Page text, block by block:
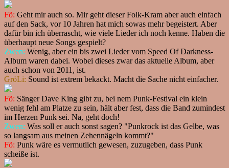
Fö: Geht mir auch so. Mir geht dieser Folk-Kram aber auch einfach
auf den Sack, vor 10 Jahren hat mich sowas mehr begeistert. Aber
dafür bin ich überrascht, wie viele Lieder ich noch kenne. Haben die
überhaupt neue Songs gespielt?
Zwen: Wenig, aber ein bis zwei Lieder vom Speed Of Darkness-
Album waren dabei. Wobei dieses zwar das aktuelle Album, aber
auch schon von 2011, ist.
GröLi: Sound ist extrem bekackt. Macht die Sache nicht einfacher.
Fö: Sänger Dave King gibt zu, bei nem Punk-Festival ein klein
wenig fehl am Platze zu sein, hält aber fest, dass die Band zumindest
im Herzen Punk sei. Na, geht doch!
Zwen: Was soll er auch sonst sagen? "Punkrock ist das Gelbe, was
so langsam aus meinen Zehennägeln kommt?"
Fö: Punk wäre es vermutlich gewesen, zuzugeben, dass Punk
scheiße ist.